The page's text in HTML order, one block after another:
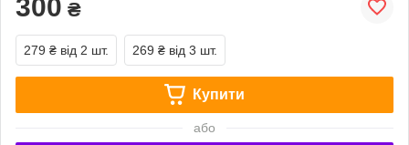
300 ₴
279 ₴ від 2 шт. 269 ₴ від 3 шт.
Купити
або